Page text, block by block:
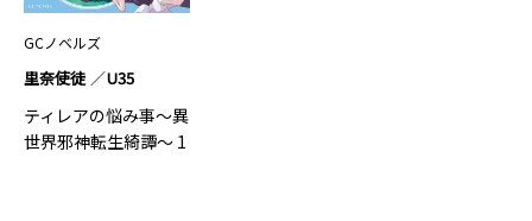
GCノベルズ
里奈使徒 U35
ティレアの悩み事～異
世界邪神転生綺譚～ 1